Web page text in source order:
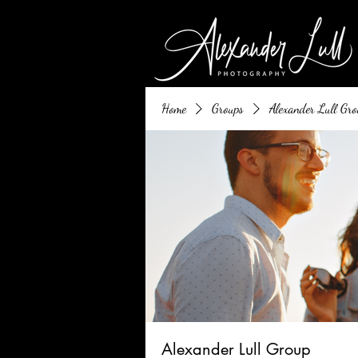
Home Groups Alexander Lull
Alexander Lull Group